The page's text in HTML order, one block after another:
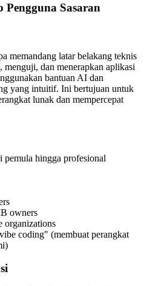
Sasaran
memandang latar belakang teknis
menguji, dan menerapkan aplikasi
bantuan AI dan
yang intuitif. Ini bertujuan untuk
lunak dan mempercepat
pemula hingga profesional
owners
organizations
coding" (membuat perangkat